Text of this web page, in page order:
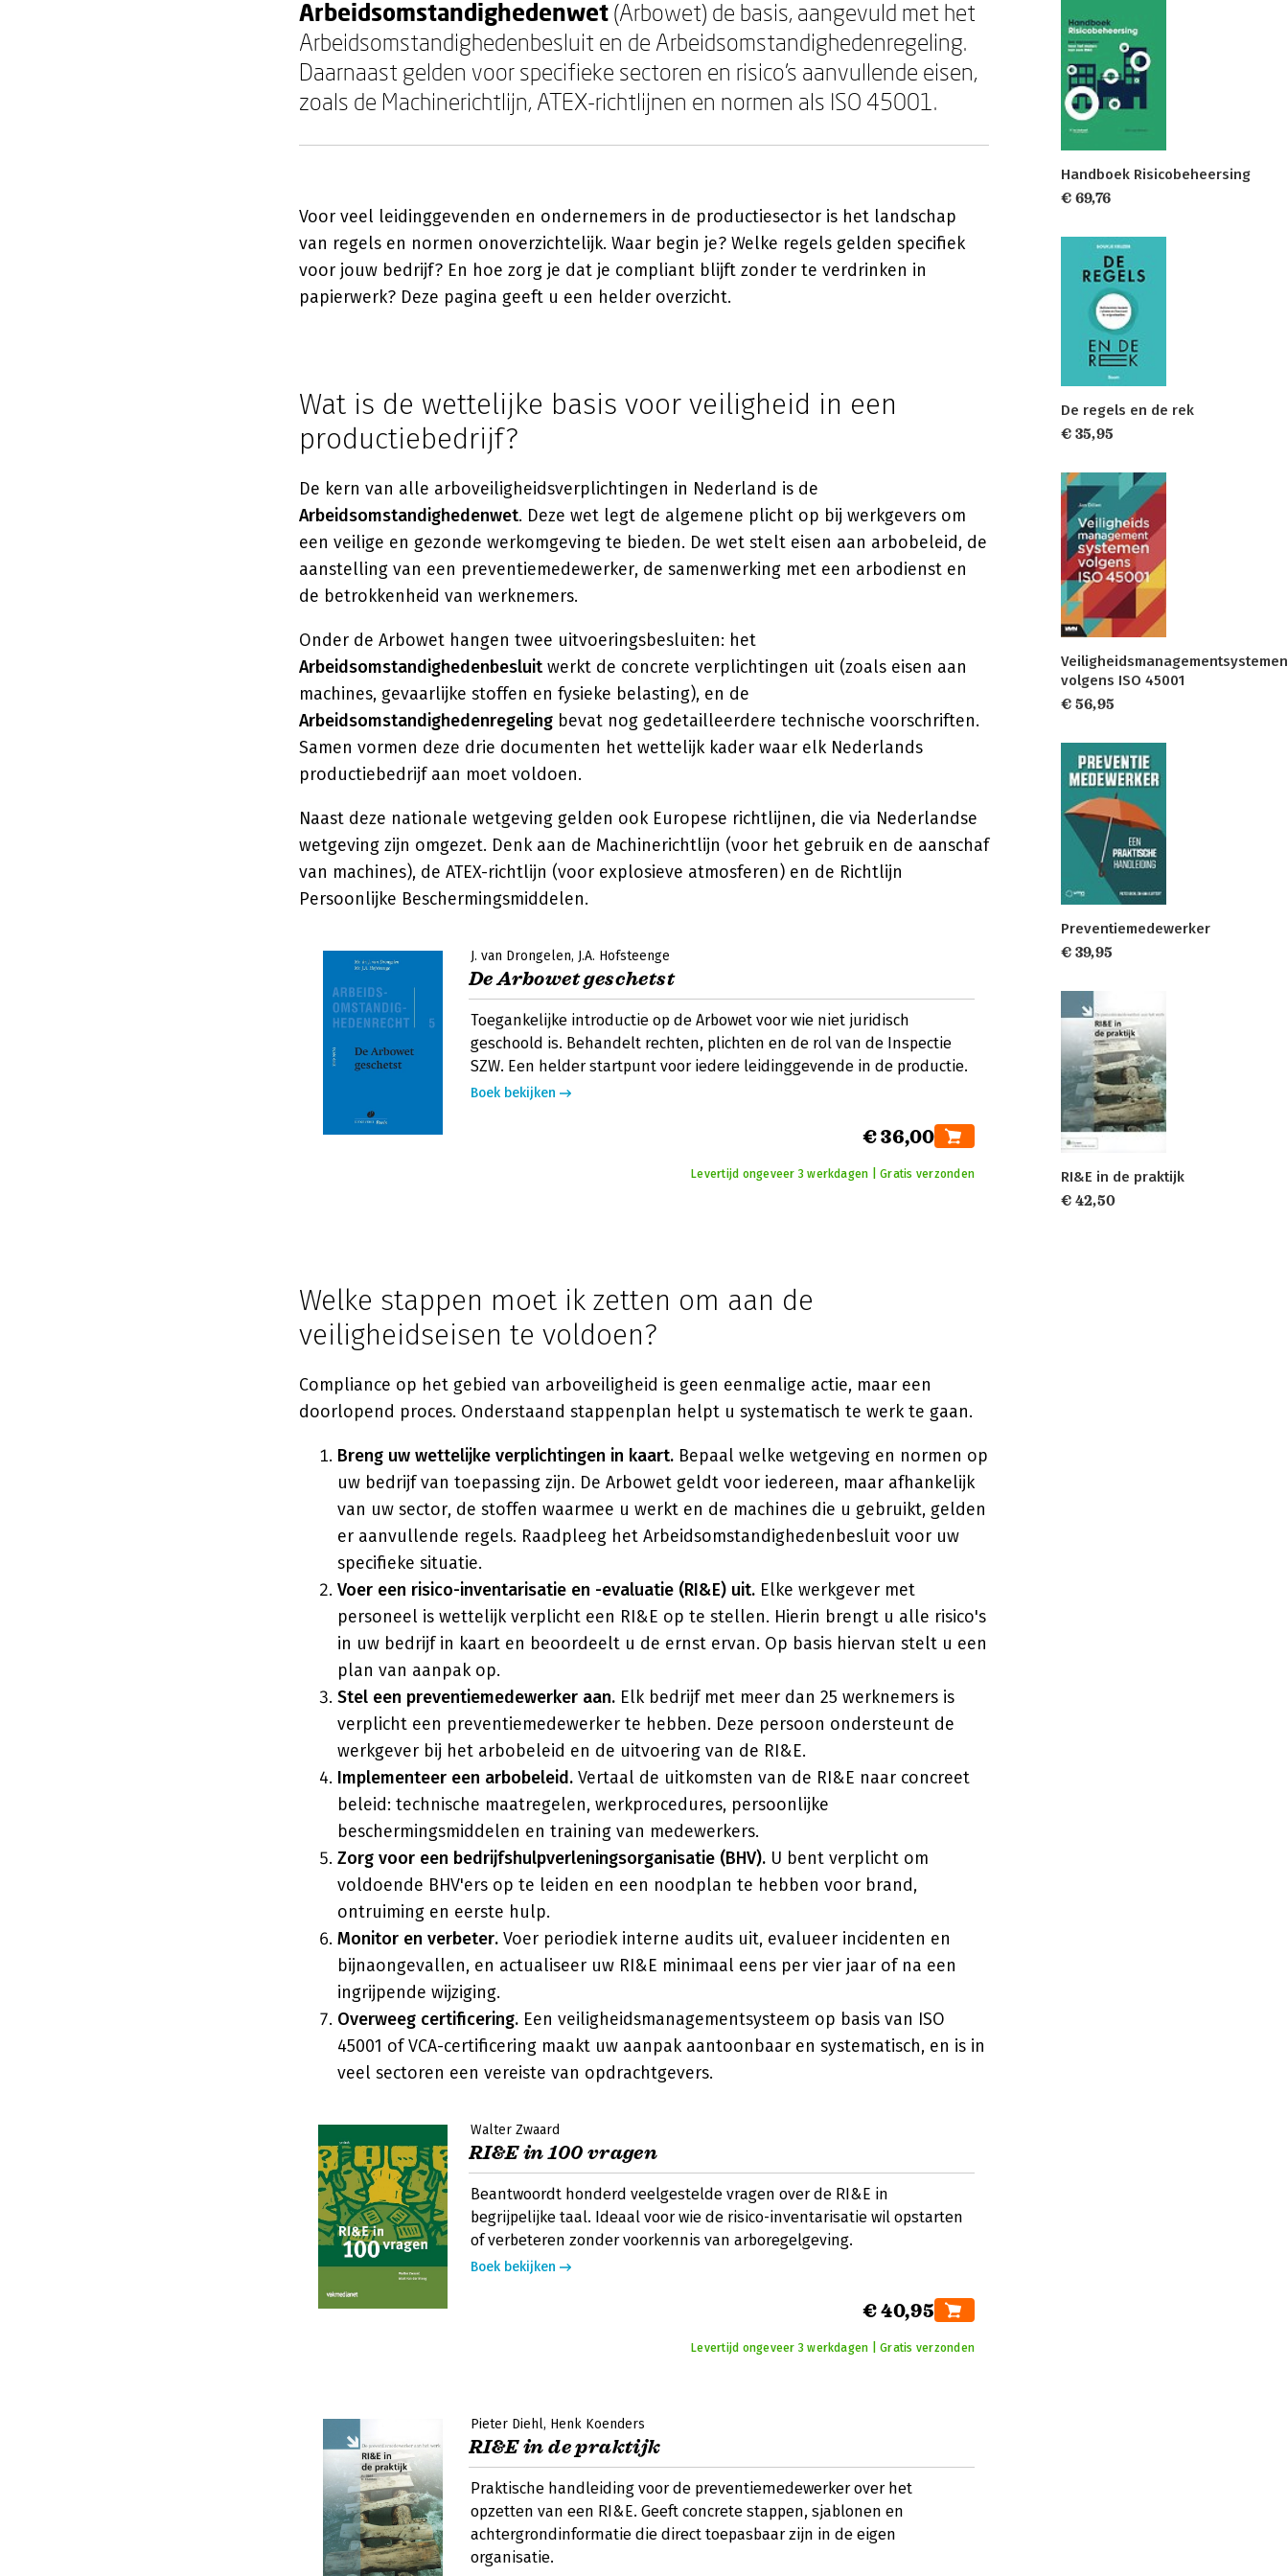
Arbeidsomstandighedenwet (Arbowet) de basis, aangevuld met het
Arbeidsomstandighedenbesluit en de Arbeidsomstandighedenregeling.
Daarnaast gelden voor specifieke sectoren en risico's aanvullende eisen,
zoals de Machinerichtlijn, ATEX-richtlijnen en normen als ISO 45001.
Voor veel leidinggevenden en ondernemers in de productiesector is het landschap
van regels en normen onoverzichtelijk. Waar begin je? Welke regels gelden specifiek
voor jouw bedrijf? En hoe zorg je dat je compliant blijft zonder te verdrinken in
papierwerk? Deze pagina geeft u een helder overzicht.
Wat is de wettelijke basis voor veiligheid in een
productiebedrijf?
De kern van alle arboveiligheidsverplichtingen in Nederland is de
Arbeidsomstandighedenwet. Deze wet legt de algemene plicht op bij werkgevers om
een veilige en gezonde werkomgeving te bieden. De wet stelt eisen aan arbobeleid, de
aanstelling van een preventiemedewerker, de samenwerking met een arbodienst en
de betrokkenheid van werknemers.
Onder de Arbowet hangen twee uitvoeringsbesluiten: het
Arbeidsomstandighedenbesluit werkt de concrete verplichtingen uit (zoals eisen aan
machines, gevaarlijke stoffen en fysieke belasting), en de
Arbeidsomstandighedenregeling bevat nog gedetailleerdere technische voorschriften.
Samen vormen deze drie documenten het wettelijk kader waar elk Nederlands
productiebedrijf aan moet voldoen.
Naast deze nationale wetgeving gelden ook Europese richtlijnen, die via Nederlandse
wetgeving zijn omgezet. Denk aan de Machinerichtlijn (voor het gebruik en de aanschaf
van machines), de ATEX-richtlijn (voor explosieve atmosferen) en de Richtlijn
Persoonlijke Beschermingsmiddelen.
J. van Drongelen J.A. Hofsteenge
De Arbowet geschetst
Toegankelijke introductie op de Arbowet voor wie niet juridisch
geschoold is. Behandelt rechten, plichten en de rol van de Inspectie
SZW. Een helder startpunt voor iedere leidinggevende in de productie.
Boek bekijken
€ 36,00
Levertijd ongeveer 3 werkdagen | Gratis verzonden
Welke stappen moet ik zetten om aan de
veiligheidseisen te voldoen?
Compliance op het gebied van arboveiligheid is geen eenmalige actie, maar een
doorlopend proces. Onderstaand stappenplan helpt u systematisch te werk te gaan.
Breng uw wettelijke verplichtingen in kaart. Bepaal welke wetgeving en normen op
uw bedrijf van toepassing zijn. De Arbowet geldt voor iedereen, maar afhankelijk
van uw sector, de stoffen waarmee u werkt en de machines die u gebruikt, gelden
er aanvullende regels. Raadpleeg het Arbeidsomstandighedenbesluit voor uw
specifieke situatie.
Voer een risico-inventarisatie en -evaluatie (RI&E) uit. Elke werkgever met
personeel is wettelijk verplicht een RI&E op te stellen. Hierin brengt u alle risico's
in uw bedrijf in kaart en beoordeelt u de ernst ervan. Op basis hiervan stelt u een
plan van aanpak op.
Stel een preventiemedewerker aan. Elk bedrijf met meer dan 25 werknemers is
verplicht een preventiemedewerker te hebben. Deze persoon ondersteunt de
werkgever bij het arbobeleid en de uitvoering van de RI&E.
Implementeer een arbobeleid. Vertaal de uitkomsten van de RI&E naar concreet
beleid: technische maatregelen, werkprocedures, persoonlijke
beschermingsmiddelen en training van medewerkers.
Zorg voor een bedrijfshulpverleningsorganisatie (BHV). U bent verplicht om
voldoende BHV'ers op te leiden en een noodplan te hebben voor brand,
ontruiming en eerste hulp.
Monitor en verbeter. Voer periodiek interne audits uit, evalueer incidenten en
bijnaongevallen, en actualiseer uw RI&E minimaal eens per vier jaar of na een
ingrijpende wijziging.
Overweeg certificering. Een veiligheidsmanagementsysteem op basis van ISO
45001 of VCA-certificering maakt uw aanpak aantoonbaar en systematisch, en is in
veel sectoren een vereiste van opdrachtgevers.
Walter Zwaard
RI&E in 100 vragen
Beantwoordt honderd veelgestelde vragen over de RI&E in
begrijpelijke taal. Ideaal voor wie de risico-inventarisatie wil opstarten
of verbeteren zonder voorkennis van arboregelgeving.
Boek bekijken
€ 40,95
Levertijd ongeveer 3 werkdagen | Gratis verzonden
Pieter Diehl Henk Koenders
RI&E in de praktijk
Praktische handleiding voor de preventiemedewerker over het
opzetten van een RI&E. Geeft concrete stappen, sjablonen en
achtergrondinformatie die direct toepasbaar zijn in de eigen
organisatie.
Handboek Risicobeheersing
€ 69,76
De regels en de rek
€ 35,95
Veiligheidsmanagementsystemen
volgens ISO 45001
€ 56,95
Preventiemedewerker
€ 39,95
RI&E in de praktijk
€ 42,50